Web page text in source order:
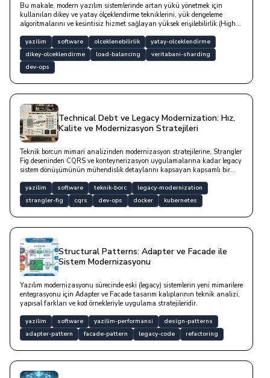
Bu makale, modern yazılım sistemlerinde artan yükü yönetmek için
kullanılan dikey ve yatay ölçeklendirme tekniklerini, yük dengeleme
algoritmalarını ve kesintisiz hizmet sağlayan yüksek erişilebilirlik (High-
incelemektedir.
yazilim software olceklenebilirlik
yatay-olceklendirme
dikey-olceklendirme
load-balancing
veritabani-sharding
dev-ops
Technical Debt ve Legacy Modernization: Hız,
Kalite ve Modernizasyon Stratejileri
Teknik borcun mimari analizinden modernizasyon stratejilerine, Strangler
Fig deseninden CQRS ve konteynerizasyon uygulamalarına kadar legacy
sistem dönüşümünün mühendislik detaylarını kapsayan kapsamlı bir
yazilim software teknik-borc
legacy-modernization
strangler-fig
cqrs dev-ops docker kubernetes
Structural Patterns: Adapter ve Facade ile
Sistem Modernizasyonu
Yazılım modernizasyonu sürecinde eski (legacy) sistemlerin yeni mimarilere
entegrasyonu için Adapter ve Facade tasarım kalıplarının teknik analizi,
yapısal farkları ve kod örnekleriyle uygulama stratejileridir.
yazilim software yazilim-performansi
design-patterns
adapter-pattern
facade-pattern legacy-code refactoring